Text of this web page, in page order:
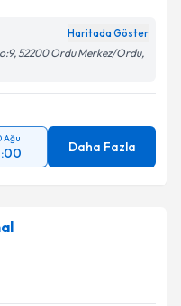
Haritada Göster
52200 Ordu Merkez/Ordu,
Ağu
Daha Fazla